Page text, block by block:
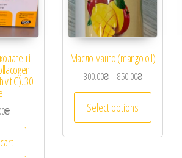
і
vit C). 30
₴
Масло манго (mango oil)
300.00₴–850.00₴
Select options